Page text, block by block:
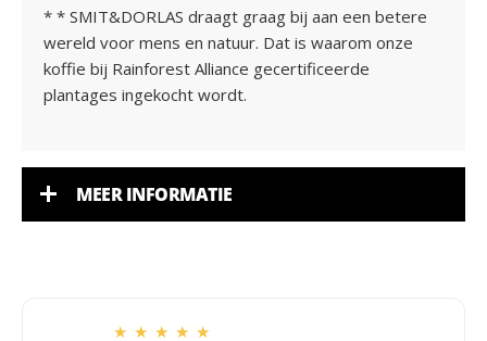
* * SMIT&DORLAS draagt graag bij aan een betere
wereld voor mens en natuur. Dat is waarom onze
koffie bij Rainforest Alliance gecertificeerde
plantages ingekocht wordt.
MEER INFORMATIE
★ ★ ★ ★ ★